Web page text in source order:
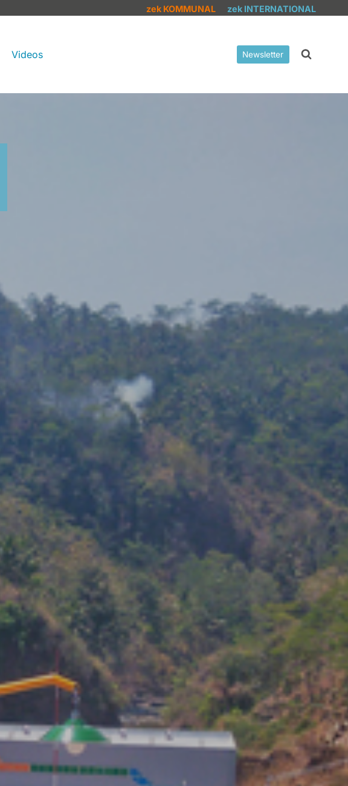
zek KOMMUNAL zek INTERNATIONAL
Videos Newsletter